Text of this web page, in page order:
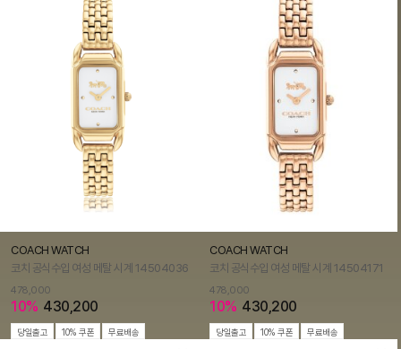
COACH WATCH
코치 공식수입 여성 메탈 시계 14504036
478,000
10% 430,200
당일출고 10% 쿠폰 무료배송
COACH WATCH
코치 공식수입 여성 메탈 시계 14504171
478,000
10% 430,200
당일출고 10% 쿠폰 무료배송